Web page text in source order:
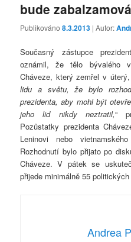
bude
Publikováno8.3.2013 | Autor:
Současný zástupce
oznámil, že tělo bývalého
Cháveze, který zemřel v
lidu a světu, že bylo
prezidenta, aby mohl být
jeho lid nikdy neztratil,“
Pozůstatky prezidenta
Leninovi nebo
Rozhodnutí bylo přijato po
Cháveze. V pátek se
přijede minimálně 55
Andrea